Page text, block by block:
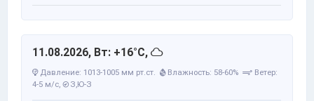
11.08.2026, Вт: +16°C,
Давление: 1013-1005 мм рт.ст. Влажность: 58-60%
Ветер:
4-5 м/с, З,Ю-З